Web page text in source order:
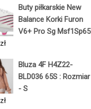
Buty piłkarskie New
Balance Korki Furon
V6+ Pro Sg Msf1Sp65
zł
Bluza 4F H4Z22-
BLD036 65S : Rozmiar
- S
zł